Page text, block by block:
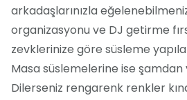
arkadaşlarınızla
organizasyonu ve DJ getirme
zevklerinize göre süsleme
Masa süslemelerine ise şamdan
Dilerseniz rengarenk renkler